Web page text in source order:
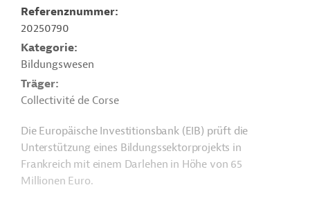
Referenznummer
20250790
Kategorie
Bildungswesen
Träger
Collectivité de Corse
Die Europäische Investitionsbank (EIB) prüft die
Unterstützung eines Bildungssektorprojekts in
Frankreich mit einem Darlehen in Höhe von 65
Millionen Euro.